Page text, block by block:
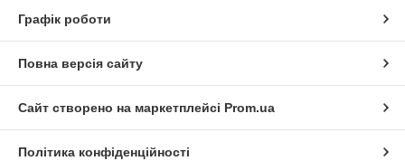
Графік роботи
Повна версія сайту
Сайт створено на маркетплейсі Prom.ua
Політика конфіденційності